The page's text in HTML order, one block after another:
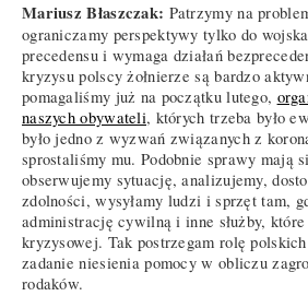
Mariusz Błaszczak: Patrzymy na
ograniczamy perspektywy tylko do
precedensu i wymaga działań
kryzysu polscy żołnierze są bardzo
pomagaliśmy już na początku lutego,
naszych obywateli, których trzeba było
było jedno z wyzwań związanych z
sprostaliśmy mu. Podobnie sprawy mają
obserwujemy sytuację, analizujemy,
zdolności, wysyłamy ludzi i sprzęt tam,
administrację cywilną i inne służby,
kryzysowej. Tak postrzegam rolę
zadanie niesienia pomocy w obliczu
rodaków.